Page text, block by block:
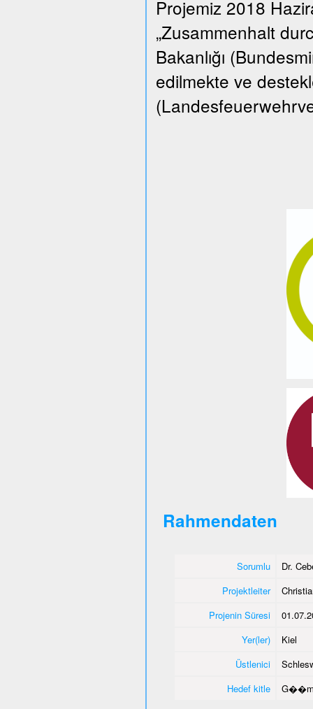
Projemiz 2018
„Zusammenhalt
Bakanlığı
edilmekte ve
Rahmendaten
Sorumlu
Dr.
Projektleiter
Projenin Süresi
Yer(ler)
Kiel
Üstlenici
Hedef kitle